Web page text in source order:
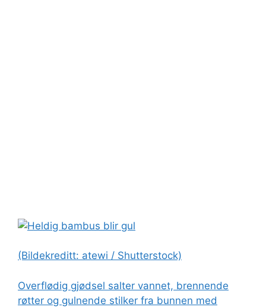
(Bildekreditt: atewi / Shutterstock)
Overflødig gjødsel salter vannet, brennende
røtter og gulnende stilker fra bunnen med